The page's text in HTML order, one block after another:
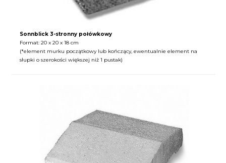
Sonnblick 3-stronny połówkowy
Format: 20 x 20 x 18 cm
(*element murku początkowy lub kończący, ewentualnie element na
słupki o szerokości większej niż 1 pustak)